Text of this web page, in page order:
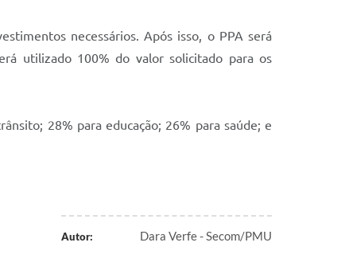
necessários. Após isso, o PPA será
utilizado 100% do valor solicitado para os
28% para educação; 26% para saúde; e
Autor: Dara Verfe - Secom/PMU